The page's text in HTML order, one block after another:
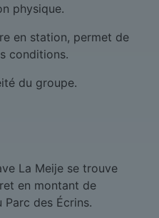
physique.
en station, permet de
conditions.
du groupe.
La Meije se trouve
en montant de
Parc des Écrins.